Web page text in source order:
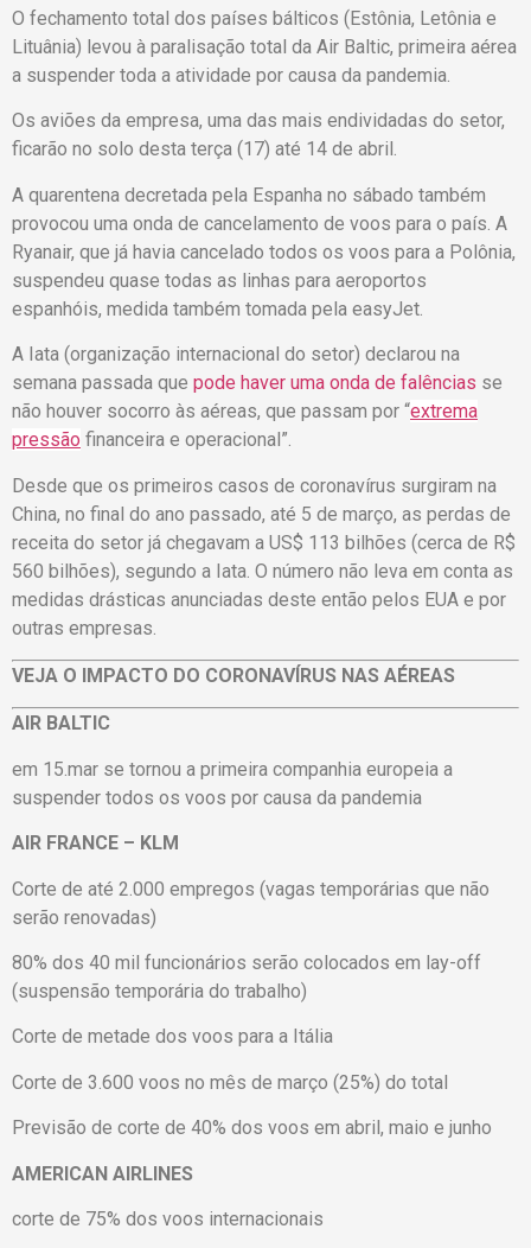
O fechamento total dos países bálticos (Estônia, Letônia e
Lituânia) levou à paralisação total da Air Baltic, primeira aérea
a suspender toda a atividade por causa da pandemia.
Os aviões da empresa, uma das mais endividadas do setor,
ficarão no solo desta terça (17) até 14 de abril.
A quarentena decretada pela Espanha no sábado também
provocou uma onda de cancelamento de voos para o país. A
Ryanair, que já havia cancelado todos os voos para a Polônia,
suspendeu quase todas as linhas para aeroportos
espanhóis, medida também tomada pela easyJet.
A Iata (organização internacional do setor) declarou na
semana passada que pode haver uma onda de falências se
não houver socorro às aéreas, que passam por “extrema
pressão financeira e operacional”.
Desde que os primeiros casos de coronavírus surgiram na
China, no final do ano passado, até 5 de março, as perdas de
receita do setor já chegavam a US$ 113 bilhões (cerca de R$
560 bilhões), segundo a Iata. O número não leva em conta as
medidas drásticas anunciadas deste então pelos EUA e por
outras empresas.
VEJA O IMPACTO DO CORONAVÍRUS NAS AÉREAS
AIR BALTIC
em 15.mar se tornou a primeira companhia europeia a
suspender todos os voos por causa da pandemia
AIR FRANCE – KLM
Corte de até 2.000 empregos (vagas temporárias que não
serão renovadas)
80% dos 40 mil funcionários serão colocados em lay-off
(suspensão temporária do trabalho)
Corte de metade dos voos para a Itália
Corte de 3.600 voos no mês de março (25%) do total
Previsão de corte de 40% dos voos em abril, maio e junho
AMERICAN AIRLINES
corte de 75% dos voos internacionais